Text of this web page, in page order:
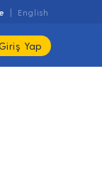
English
Yap